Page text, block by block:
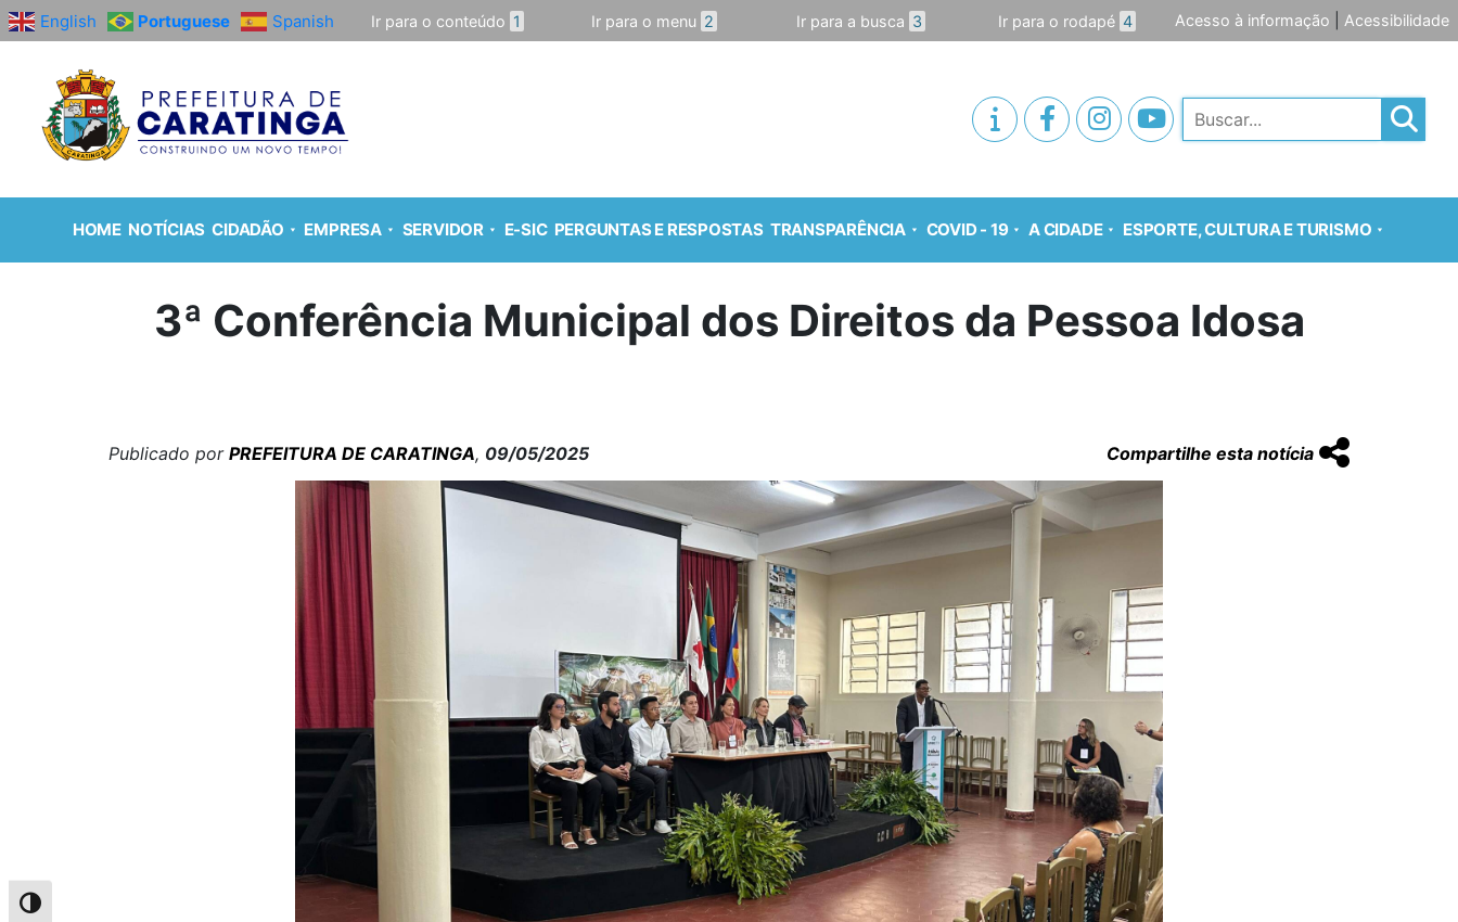
Alternar alto contraste
English Portuguese Spanish Ir para o conteúdo 1 Ir para o menu 2 Ir para a busca 3 Ir para o rodapé 4 Acesso à informação Acessibilidade
Pesquisar
HOME NOTÍCIAS CIDADÃO EMPRESA SERVIDOR E-SIC PERGUNTAS E RESPOSTAS TRANSPARÊNCIA COVID - 19 A CIDADE ESPORTE, CULTURA E TURISMO
3ª Conferência Municipal dos Direitos da Pessoa Idosa
Publicado por PREFEITURA DE CARATINGA, 09/05/2025 Compartilhe esta notícia